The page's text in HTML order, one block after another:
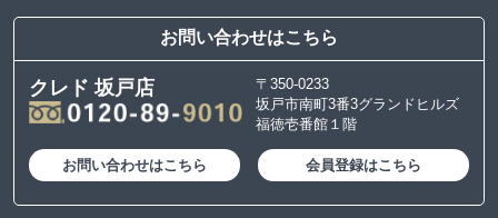
お問い合わせはこちら
クレド 坂戸店
〒350-0233
坂戸市南町3番3グランドヒルズ
福徳壱番館１階
お問い合わせはこちら 会員登録はこちら